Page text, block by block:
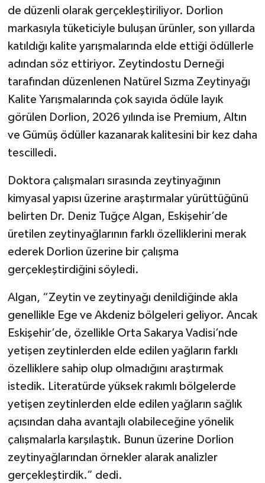
de düzenli olarak gerçekleştiriliyor. Dorlion
markasıyla tüketiciyle buluşan ürünler, son yıllarda
katıldığı kalite yarışmalarında elde ettiği ödüllerle
adından söz ettiriyor. Zeytindostu Derneği
tarafından düzenlenen Natürel Sızma Zeytinyağı
Kalite Yarışmalarında çok sayıda ödüle layık
görülen Dorlion, 2026 yılında ise Premium, Altın
ve Gümüş ödüller kazanarak kalitesini bir kez daha
tescilledi.
Doktora çalışmaları sırasında zeytinyağının
kimyasal yapısı üzerine araştırmalar yürüttüğünü
belirten Dr. Deniz Tuğçe Algan, Eskişehir’de
üretilen zeytinyağlarının farklı özelliklerini merak
ederek Dorlion üzerine bir çalışma
gerçekleştirdiğini söyledi.
Algan, “Zeytin ve zeytinyağı denildiğinde akla
genellikle Ege ve Akdeniz bölgeleri geliyor. Ancak
Eskişehir’de, özellikle Orta Sakarya Vadisi’nde
yetişen zeytinlerden elde edilen yağların farklı
özelliklere sahip olup olmadığını araştırmak
istedik. Literatürde yüksek rakımlı bölgelerde
yetişen zeytinlerden elde edilen yağların sağlık
açısından daha avantajlı olabileceğine yönelik
çalışmalarla karşılaştık. Bunun üzerine Dorlion
zeytinyağlarından örnekler alarak analizler
gerçekleştirdik.” dedi.